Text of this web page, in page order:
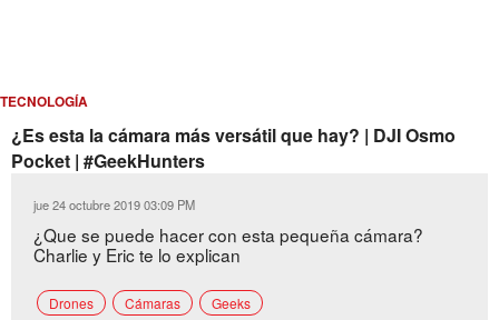
TECNOLOGÍA
¿Es esta la cámara más versátil que hay? | DJI Osmo
Pocket | #GeekHunters
jue 24 octubre 2019 03:09 PM
¿Que se puede hacer con esta pequeña cámara?
Charlie y Eric te lo explican
Drones Cámaras Geeks